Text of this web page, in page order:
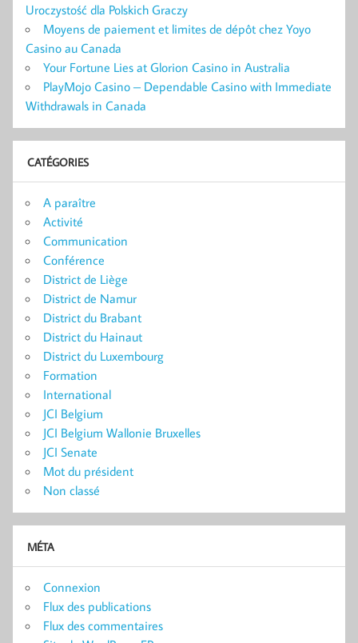
Uroczystość dla Polskich Graczy
Moyens de paiement et limites de dépôt chez Yoyo
Casino au Canada
Your Fortune Lies at Glorion Casino in Australia
PlayMojo Casino – Dependable Casino with Immediate
Withdrawals in Canada
CATÉGORIES
A paraître
Activité
Communication
Conférence
District de Liège
District de Namur
District du Brabant
District du Hainaut
District du Luxembourg
Formation
International
JCI Belgium
JCI Belgium Wallonie Bruxelles
JCI Senate
Mot du président
Non classé
MÉTA
Connexion
Flux des publications
Flux des commentaires